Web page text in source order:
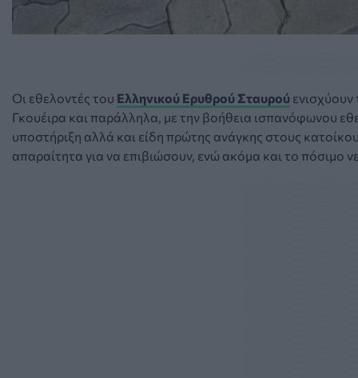
Οι εθελοντές του Ελληνικού Ερυθρού Σταυρού
Γκουέιρα και παράλληλα, με την βοήθεια ισπανόφωνου
υποστήριξη αλλά και είδη πρώτης ανάγκης στους
απαραίτητα για να επιβιώσουν, ενώ ακόμα και το πόσιμο